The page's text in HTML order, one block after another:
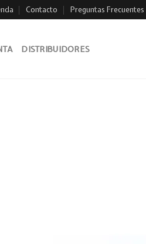
Contacto Preguntas Frecuentes
DISTRIBUIDORES